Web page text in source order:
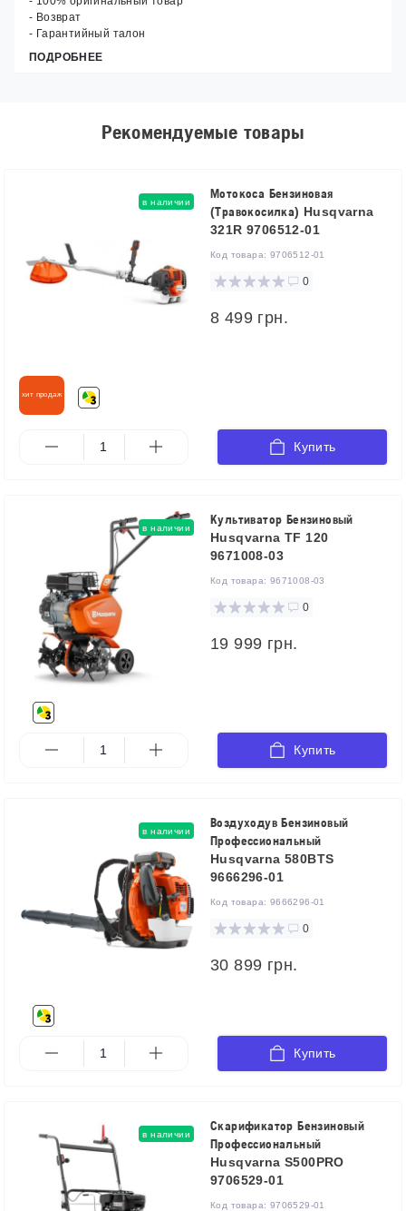
- Возврат
- Гарантийный талон
ПОДРОБНЕЕ
Рекомендуемые товары
в наличии
хит продаж
Мотокоса Бензиновая
(Травокосилка) Husqvarna
321R 9706512-01
Код товара: 9706512-01
0
8 499 грн.
Купить
в наличии
Культиватор Бензиновый
Husqvarna TF 120
9671008-03
Код товара: 9671008-03
0
19 999 грн.
Купить
в наличии
Воздуходув Бензиновый
Профессиональный
Husqvarna 580BTS
9666296-01
Код товара: 9666296-01
0
30 899 грн.
Купить
в наличии
Скарификатор Бензиновый
Профессиональный
Husqvarna S500PRO
9706529-01
Код товара: 9706529-01